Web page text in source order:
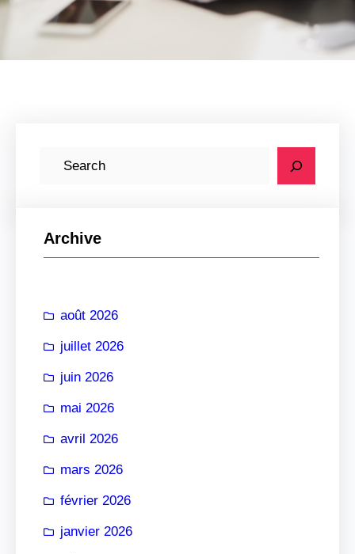
h
e
Archive
août 2026
juillet 2026
juin 2026
mai 2026
avril 2026
mars 2026
février 2026
janvier 2026